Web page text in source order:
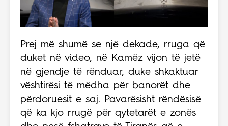
Prej më shumë se një dekade, rruga që
duket në video, në Kamëz vijon të jetë
në gjendje të rënduar, duke shkaktuar
vështirësi të mëdha për banorët dhe
përdoruesit e saj. Pavarësisht rëndësisë
që ka kjo rrugë për qytetarët e zonës